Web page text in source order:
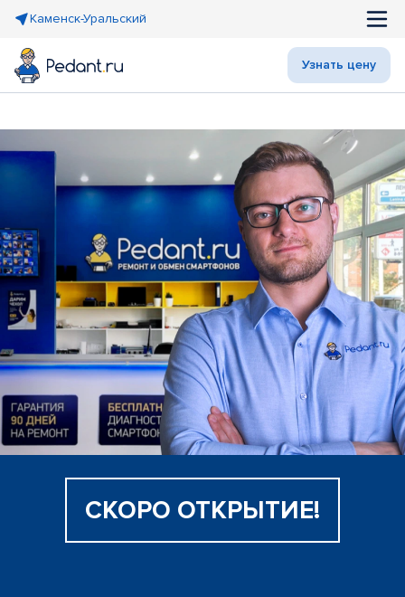
Каменск-Уральский
Узнать цену
СКОРО ОТКРЫТИЕ!